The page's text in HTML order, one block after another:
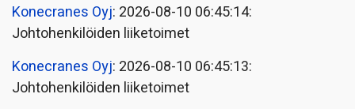
Konecranes Oyj: 2026-08-10 06:45:14:
Johtohenkilöiden liiketoimet
Konecranes Oyj: 2026-08-10 06:45:13:
Johtohenkilöiden liiketoimet